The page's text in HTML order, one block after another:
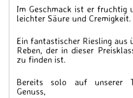
Im Geschmack ist er fruchtig
leichter Säure und Cremigkeit.
Ein fantastischer Riesling aus
Reben, der in dieser
zu finden ist.
Bereits solo auf unserer
Genuss,